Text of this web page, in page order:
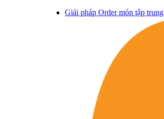
Giải pháp Order món tập trung